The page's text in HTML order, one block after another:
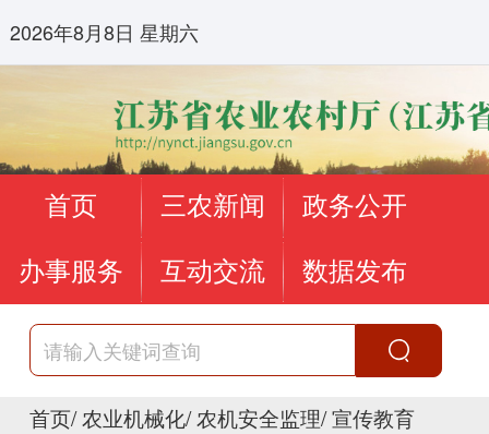
2026年8月8日 星期六
首页 三农新闻 政务公开
办事服务 互动交流 数据发布
首页/农业机械化/农机安全监理/宣传教育